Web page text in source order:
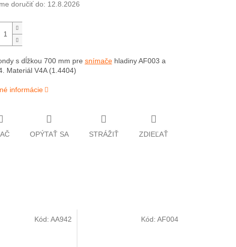
doručiť do: 12.8.2026
s dĺžkou 700 mm pre snímačehladiny AF003 a
Materiál V4A (1.4404)
informácie
OPÝTAŤ SA STRÁŽIŤ ZDIEĽAŤ
Kód:AA942 Kód: AF004